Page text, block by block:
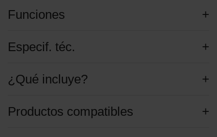
Funciones
Especif. téc.
¿Qué incluye?
Productos compatibles